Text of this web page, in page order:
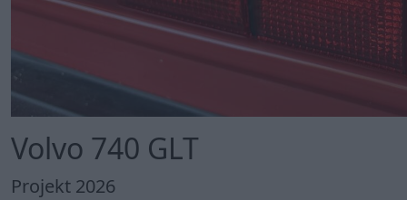
Volvo 740 GLT
Projekt 2026